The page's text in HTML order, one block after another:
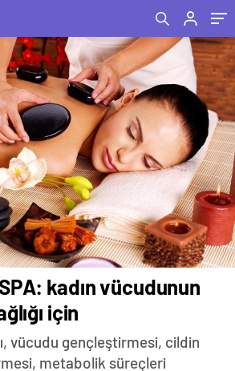
kadın vücudunun
için
vücudu gençleştirmesi, cildin
metabolik süreçleri